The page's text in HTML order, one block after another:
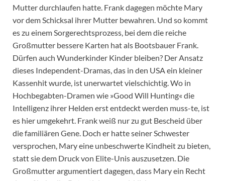
Mutter durchlaufen hatte. Frank dagegen möchte Mary
vor dem Schicksal ihrer Mutter bewahren. Und so kommt
es zu einem Sorgerechtsprozess, bei dem die reiche
Großmutter bessere Karten hat als Bootsbauer Frank.
Dürfen auch Wunderkinder Kinder bleiben? Der Ansatz
dieses Independent-Dramas, das in den USA ein kleiner
Kassenhit wurde, ist unerwartet vielschichtig. Wo in
Hochbegabten-Dramen wie »Good Will Hunting« die
Intelligenz ihrer Helden erst entdeckt werden muss-te, ist
es hier umgekehrt. Frank weiß nur zu gut Bescheid über
die familiären Gene. Doch er hatte seiner Schwester
versprochen, Mary eine unbeschwerte Kindheit zu bieten,
statt sie dem Druck von Elite-Unis auszusetzen. Die
Großmutter argumentiert dagegen, dass Mary ein Recht